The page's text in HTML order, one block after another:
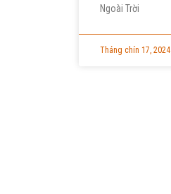
Ngoài Trời
Tháng chín 17, 2024